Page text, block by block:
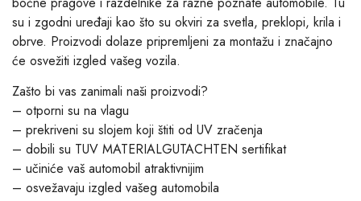
su i zgodni uređaji kao što su okviri za svetla, preklopi, krila i
obrve. Proizvodi dolaze pripremljeni za montažu i značajno
će osvežiti izgled vašeg vozila.
Zašto bi vas zanimali naši proizvodi?
– otporni su na vlagu
– prekriveni su slojem koji štiti od UV zračenja
– dobili su TUV MATERIALGUTACHTEN sertifikat
– učiniće vaš automobil atraktivnijim
– osvežavaju izgled vašeg automobila